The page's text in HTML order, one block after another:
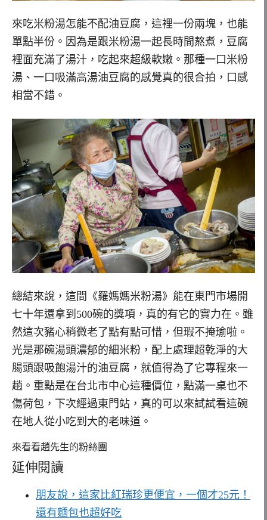
來吃米粉湯怎能不配油豆腐，這裡一份兩塊，也能
單點半份。因為是跟米粉湯一起長時間熬煮，豆腐
裡面充滿了湯汁，吃起來超級軟嫩。那種一口米粉
湯、一口吸滿高湯油豆腐的感覺真的很合拍，口感
相當不錯。
總結來說，這間《羅媽媽米粉湯》能在東門市場開
七十年還拿到500碗的獎項，真的有它的實力在。雖
然這次豬心稍微老了點有點可惜，但瑕不掩瑜啦。
光是那碗湯頭濃郁的細米粉，配上處理超乾淨的大
腸頭跟吸飽湯汁的油豆腐，就值得為了它專程來一
趟。重點是在台北市中心這種價位，點滿一桌也不
傷荷包，下次經過東門站，真的可以來試試看這碗
在地人從小吃到大的老味道。
來看看趙先生的粉絲團
延伸閱讀
朋友說，這家比紅瑞珍更便宜，一個才25元！
還有麵包也超好吃